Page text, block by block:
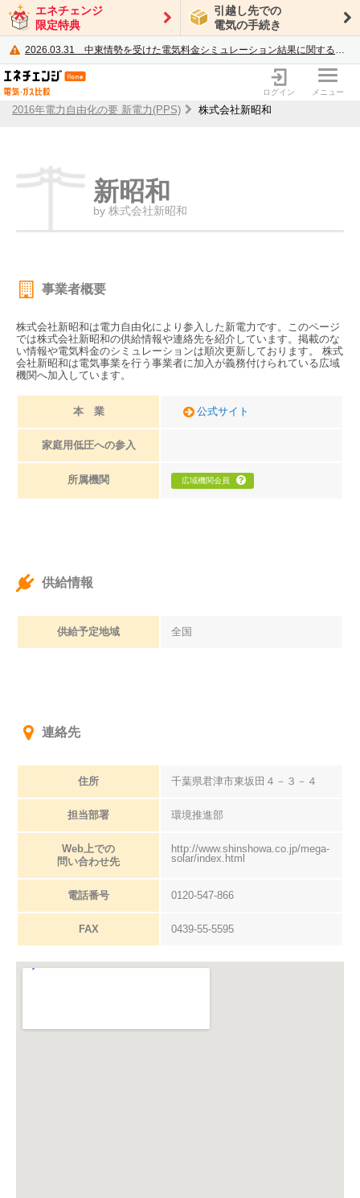
エネチェンジ
限定特典
引越し先での
電気の手続き
2026.03.31 中東情勢を受けた電気料金シミュレーション結果に関するご案内
電力・ガス比較サイト エネチェンジ
ログイン メニュー
2016年電力自由化の要 新電力(PPS) 株式会社新昭和
新昭和
by 株式会社新昭和
事業者概要
株式会社新昭和は電力自由化により参入した新電力です。このページ
では株式会社新昭和の供給情報や連絡先を紹介しています。掲載のな
い情報や電気料金のシミュレーションは順次更新しております。 株式
会社新昭和は電気事業を行う事業者に加入が義務付けられている広域
機関へ加入しています。
本 業 公式サイト
家庭用低圧への参入
所属機関 広域機関会員
供給情報
供給予定地域 全国
連絡先
住所 千葉県君津市東坂田４－３－４
担当部署 環境推進部
Web上での
問い合わせ先
http://www.shinshowa.co.jp/mega-
solar/index.html
電話番号 0120-547-866
FAX 0439-55-5595